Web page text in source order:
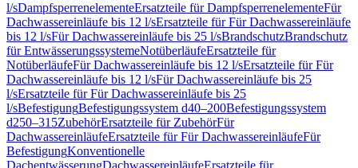
l/sDampfsperrenelementeErsatzteile für DampfsperrenelementeFür
Dachwassereinläufe bis 12 l/sErsatzteile für Für Dachwassereinläufe
bis 12 l/sFür Dachwassereinläufe bis 25 l/sBrandschutzBrandschutz
für EntwässerungssystemeNotüberläufeErsatzteile für
NotüberläufeFür Dachwassereinläufe bis 12 l/sErsatzteile für Für
Dachwassereinläufe bis 12 l/sFür Dachwassereinläufe bis 25
l/sErsatzteile für Für Dachwassereinläufe bis 25
l/sBefestigungBefestigungssystem d40–200Befestigungssystem
d250–315ZubehörErsatzteile für ZubehörFür
DachwassereinläufeErsatzteile für Für DachwassereinläufeFür
BefestigungKonventionelle
DachentwässerungDachwassereinläufeErsatzteile für